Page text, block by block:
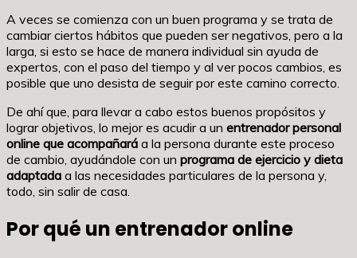
A veces se comienza con un buen programa y se trata de
cambiar ciertos hábitos que pueden ser negativos, pero a la
larga, si esto se hace de manera individual sin ayuda de
expertos, con el paso del tiempo y al ver pocos cambios, es
posible que uno desista de seguir por este camino correcto.
De ahí que, para llevar a cabo estos buenos propósitos y
lograr objetivos, lo mejor es acudir a un entrenador personal
online que acompañará a la persona durante este proceso
de cambio, ayudándole con un programa de ejercicio y dieta
adaptada a las necesidades particulares de la persona y,
todo, sin salir de casa.
Por qué un entrenador online